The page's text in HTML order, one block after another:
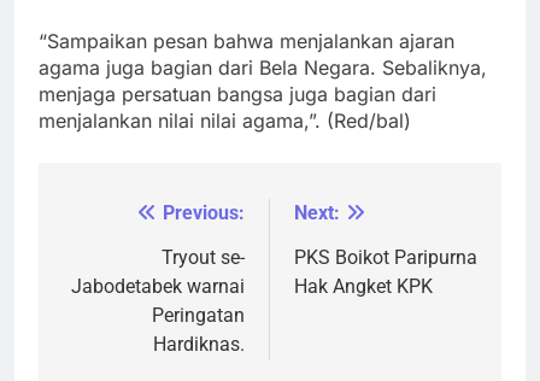
“Sampaikan pesan bahwa menjalankan ajaran
agama juga bagian dari Bela Negara. Sebaliknya,
menjaga persatuan bangsa juga bagian dari
menjalankan nilai nilai agama,”. (Red/bal)
NavigasiPrevious:
Tryout se-
Jabodetabek warnai
Peringatan
Hardiknas.
Next:
PKS Boikot Paripurna
Hak Angket KPK